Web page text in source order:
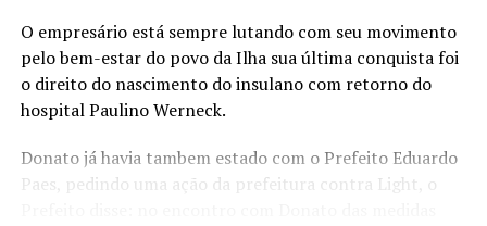
profissional que não apenas traga sucesso, mas que
também gere liberdade para tomar decisões alinhadas
aos próprios valores e, acima de tudo, uma valorização
real, que vai além do salário ou do título no cartão de
Além de compartilhar sua própria transformação, da
O empresário está sempre lutando com seu movimento
pelo bem-estar do povo da Ilha sua última conquista foi
o direito do nascimento do insulano com retorno do
hospital Paulino Werneck.
Donato já havia tambem estado com o Prefeito Eduardo
Paes, pedindo uma ação da prefeitura contra Light, o